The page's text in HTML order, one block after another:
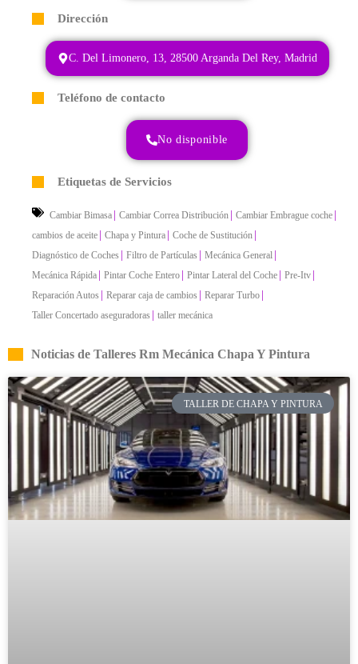
Dirección
C. Del Limonero, 13, 28500 Arganda Del Rey, Madrid
Teléfono de contacto
No disponible
Etiquetas de Servicios
Cambiar Bimasa Cambiar Correa Distribución Cambiar Embrague coche
cambios de aceite Chapa y Pintura Coche de Sustitución
Diagnóstico de Coches Filtro de Partículas Mecánica General
Mecánica Rápida Pintar Coche Entero Pintar Lateral del Coche Pre-Itv
Reparación Autos Reparar caja de cambios Reparar Turbo
Taller Concertado aseguradoras taller mecánica
Noticias de Talleres Rm Mecánica Chapa Y Pintura
TALLER DE CHAPA Y PINTURA